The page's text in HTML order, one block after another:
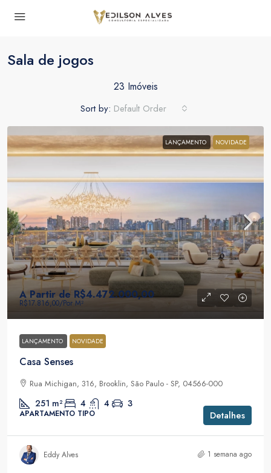
Sala de jogos
23 Imóveis
Sort by: Default Order
LANÇAMENTO NOVIDADE
A Partir de R$4.472.000,00
R$17.816,00/Por M²
LANÇAMENTO NOVIDADE
Casa Senses
Rua Michigan, 316, Brooklin, São Paulo - SP, 04566-000
251 m² 4 4 3
APARTAMENTO TIPO Detalhes
Eddy Alves 1 semana ago